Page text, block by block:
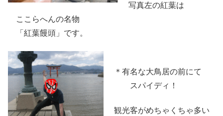
写真左の紅葉は
ここらへんの名物
「紅葉饅頭」です。
＊有名な大鳥居の前にて
スパイディ！
観光客がめちゃくちゃ多い